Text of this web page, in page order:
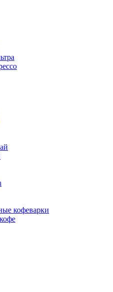
кофеварки